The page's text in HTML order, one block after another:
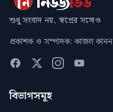
শুধু সংবাদ নয়, স্বপ্নের সঙ্গেও
প্রকাশক ও সম্পাদক: কাজল কানন
বিভাগসমূহ